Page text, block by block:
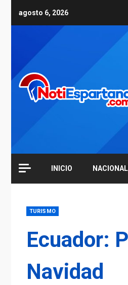
agosto 6, 2026
INICIO
TURISMO
Ecuador:
Navidad